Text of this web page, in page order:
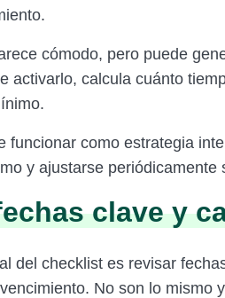
cómodo, pero puede
activarlo, calcula cuánto
funcionar como estrategia
y ajustarse periódicamente
clave y
del checklist es revisar
No son lo mismo